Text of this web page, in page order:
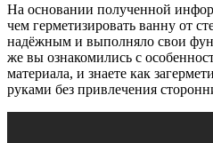
На основании полученной
чем герметизировать ванну от
надёжным и выполняло свои
же вы ознакомились с
материала, и знаете как
руками без привлечения